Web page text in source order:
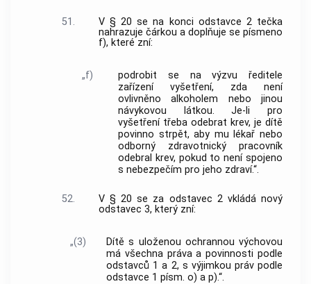
51.
V § 20 se na konci odstavce 2 tečka
nahrazuje čárkou a doplňuje se písmeno
f), které zní:
„f)
podrobit se na výzvu ředitele
zařízení vyšetření, zda není
ovlivněno alkoholem nebo jinou
návykovou látkou. Je-li pro
vyšetření třeba odebrat krev, je dítě
povinno strpět, aby mu lékař nebo
odborný zdravotnický pracovník
odebral krev, pokud to není spojeno
s nebezpečím pro jeho zdraví.“.
52.
V § 20 se za odstavec 2 vkládá nový
odstavec 3, který zní:
„(3)
Dítě s uloženou ochrannou výchovou
má všechna práva a povinnosti podle
odstavců 1 a 2, s výjimkou práv podle
odstavce 1 písm. o) a p).“.